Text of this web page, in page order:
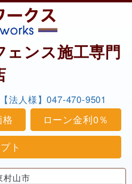
ンス施工専門
【法人様】047-470-9501
ローン金利0％
ト
村山市